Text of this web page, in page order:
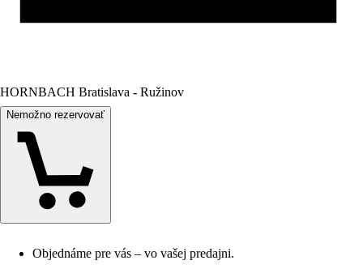
HORNBACH Bratislava - Ružinov
Nemožno rezervovať
Objednáme pre vás – vo vašej predajni.